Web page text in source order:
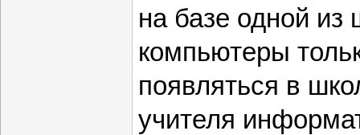
на базе одной из
компьютеры
появляться в
учителя